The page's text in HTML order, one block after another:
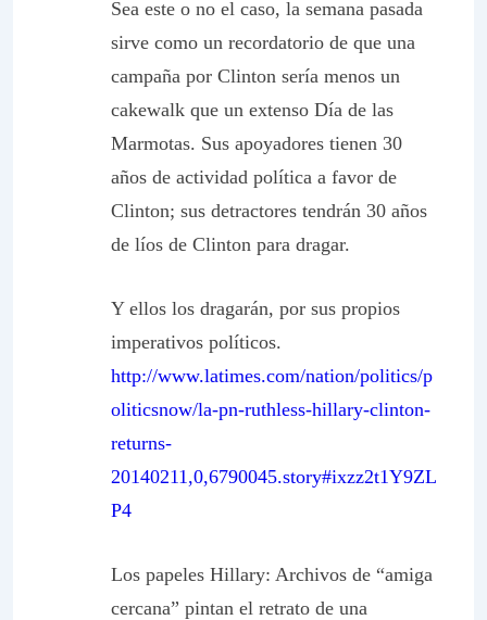
Sea este o no el caso, la semana pasada
sirve como un recordatorio de que una
campaña por Clinton sería menos un
cakewalk que un extenso Día de las
Marmotas. Sus apoyadores tienen 30
años de actividad política a favor de
Clinton; sus detractores tendrán 30 años
de líos de Clinton para dragar.
Y ellos los dragarán, por sus propios
imperativos políticos.
http://www.latimes.com/nation/politics/p
oliticsnow/la-pn-ruthless-hillary-clinton-
returns-
20140211,0,6790045.story#ixzz2t1Y9ZL
P4
Los papeles Hillary: Archivos de “amiga
cercana” pintan el retrato de una